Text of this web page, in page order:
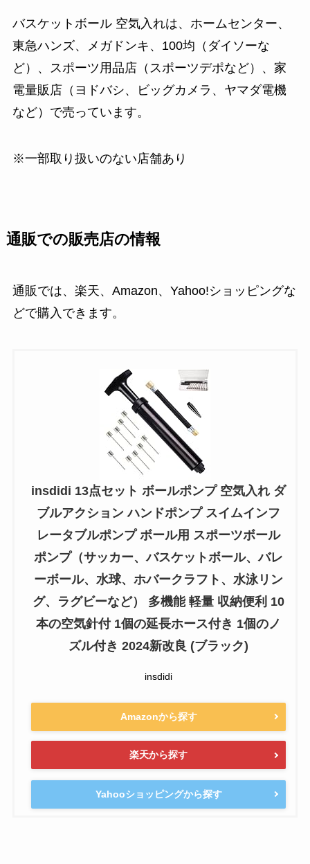
バスケットボール 空気入れは、ホームセンター、
東急ハンズ、メガドンキ、100均（ダイソーな
ど）、スポーツ用品店（スポーツデポなど）、家
電量販店（ヨドバシ、ビッグカメラ、ヤマダ電機
など）で売っています。
※一部取り扱いのない店舗あり
通販での販売店の情報
通販では、楽天、Amazon、Yahoo!ショッピングな
どで購入できます。
insdidi 13点セット ボールポンプ 空気入れ ダ
ブルアクション ハンドポンプ スイムインフ
レータブルポンプ ボール用 スポーツボール
ポンプ（サッカー、バスケットボール、バレ
ーボール、水球、ホバークラフト、水泳リン
グ、ラグビーなど） 多機能 軽量 収納便利 10
本の空気針付 1個の延長ホース付き 1個のノ
ズル付き 2024新改良 (ブラック)
insdidi
Amazonから探す
楽天から探す
Yahooショッピングから探す